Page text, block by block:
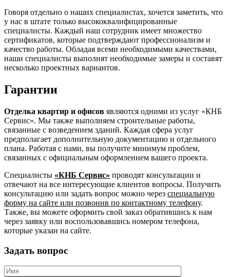
Говоря отдельно о наших специалистах, хочется заметить, что
у нас в штате только высококвалифицированные
специалисты. Каждый наш сотрудник имеет множество
сертификатов, которые подтверждают профессионализм и
качество работы. Обладая всеми необходимыми качествами,
наши специалисты выполнят необходимые замеры и составят
несколько проектных вариантов.
Гарантии
Отделка квартир и офисов являются одними из услуг «КНБ
Сервис». Мы также выполняем строительные работы,
связанные с возведением зданий. Каждая сфера услуг
предполагает дополнительную документацию и отдельного
плана. Работая с нами, вы получите минимум проблем,
связанных с официальным оформлением вашего проекта.
Специалисты «КНБ Сервис» проводят консультации и
отвечают на все интересующие клиентов вопросы. Получить
консультацию или задать вопрос можно через специальную
форму на сайте или позвонив по контактному телефону.
Также, вы можете оформить свой заказ обратившись к нам
через заявку или воспользовавшись номером телефона,
которые указан на сайте.
Задать вопрос